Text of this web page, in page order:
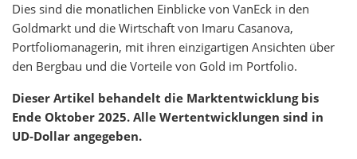
Dies sind die monatlichen Einblicke von VanEck in den
Goldmarkt und die Wirtschaft von Imaru Casanova,
Portfoliomanagerin, mit ihren einzigartigen Ansichten über
den Bergbau und die Vorteile von Gold im Portfolio.
Dieser Artikel behandelt die Marktentwicklung bis
Ende Oktober 2025. Alle Wertentwicklungen sind in
UD-Dollar angegeben.